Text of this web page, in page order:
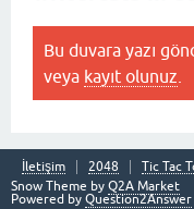
Bu duvara yazı
veya kayıt olunuz
İletişim 2048 Tic Tac
Snow Theme by Q2A Market
Powered by Question2Answer